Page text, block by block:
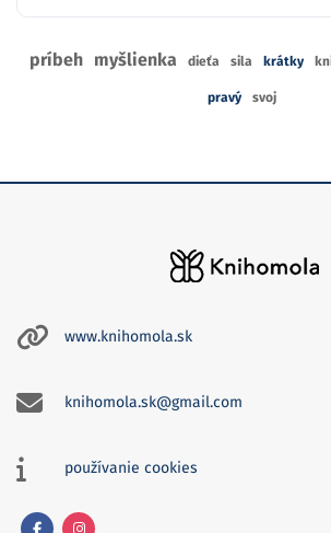
príbeh myšlienka dieťa sila krátky
pravý svoj
www.knihomola.sk
knihomola.sk@gmail.com
používanie cookies